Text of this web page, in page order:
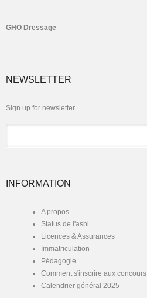
GHO Dressage
NEWSLETTER
Sign up for newsletter
INFORMATION
A propos
Status de l'asbl
Licences & Assurances
Immatriculation
Pédagogie
Comment s'inscrire aux concours
Calendrier général 2025